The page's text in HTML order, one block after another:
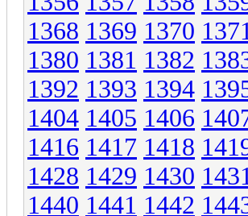
1368 1369 1370 1371
1380 1381 1382
1392 1393 1394
1404 1405 1406
1416 1417 1418
1428 1429 1430 1431
1440 1441 1442